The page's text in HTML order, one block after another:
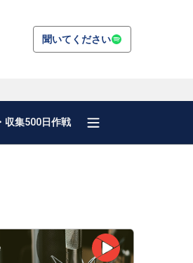
聞いてください
収集500日作戦